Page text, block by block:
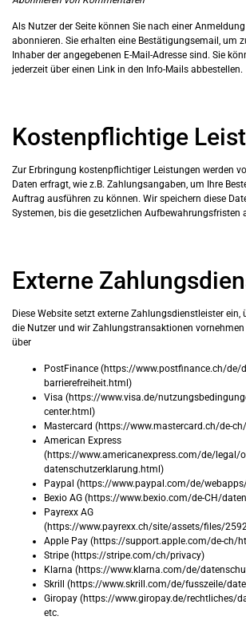
Als Nutzer der Seite können Sie nach einer
abonnieren. Sie erhalten eine Bestätigungsemail, um
Inhaber der angegebenen E-Mail-Adresse sind. Sie
jederzeit über einen Link in den Info-Mails abbestellen.
Kostenpflichtige
Zur Erbringung kostenpflichtiger Leistungen werden
Daten erfragt, wie z.B. Zahlungsangaben, um Ihre
Auftrag ausführen zu können. Wir speichern diese
Systemen, bis die gesetzlichen Aufbewahrungsfristen
Externe
Diese Website setzt externe Zahlungsdienstleister
die Nutzer und wir Zahlungstransaktionen vornehmen
über
PostFinance (https://www.postfinance.ch/de/
barrierefreiheit.html)
Visa (https://www.visa.de/
center.html)
Mastercard (https://www.mastercard.ch/de-
American Express
(https://www.americanexpress.com/de/legal/
datenschutzerklarung.html)
Paypal (https://www.paypal.com/de/
Bexio AG (https://www.bexio.com/de-CH/
Payrexx AG
(https://www.payrexx.ch/site/assets/files/
Apple Pay (https://support.apple.com/de-ch/
Stripe (https://stripe.com/ch/privacy)
Klarna (https://www.klarna.com/de/
Skrill (https://www.skrill.com/de/fusszeile/
Giropay (https://www.giropay.de/rechtliches/
etc.